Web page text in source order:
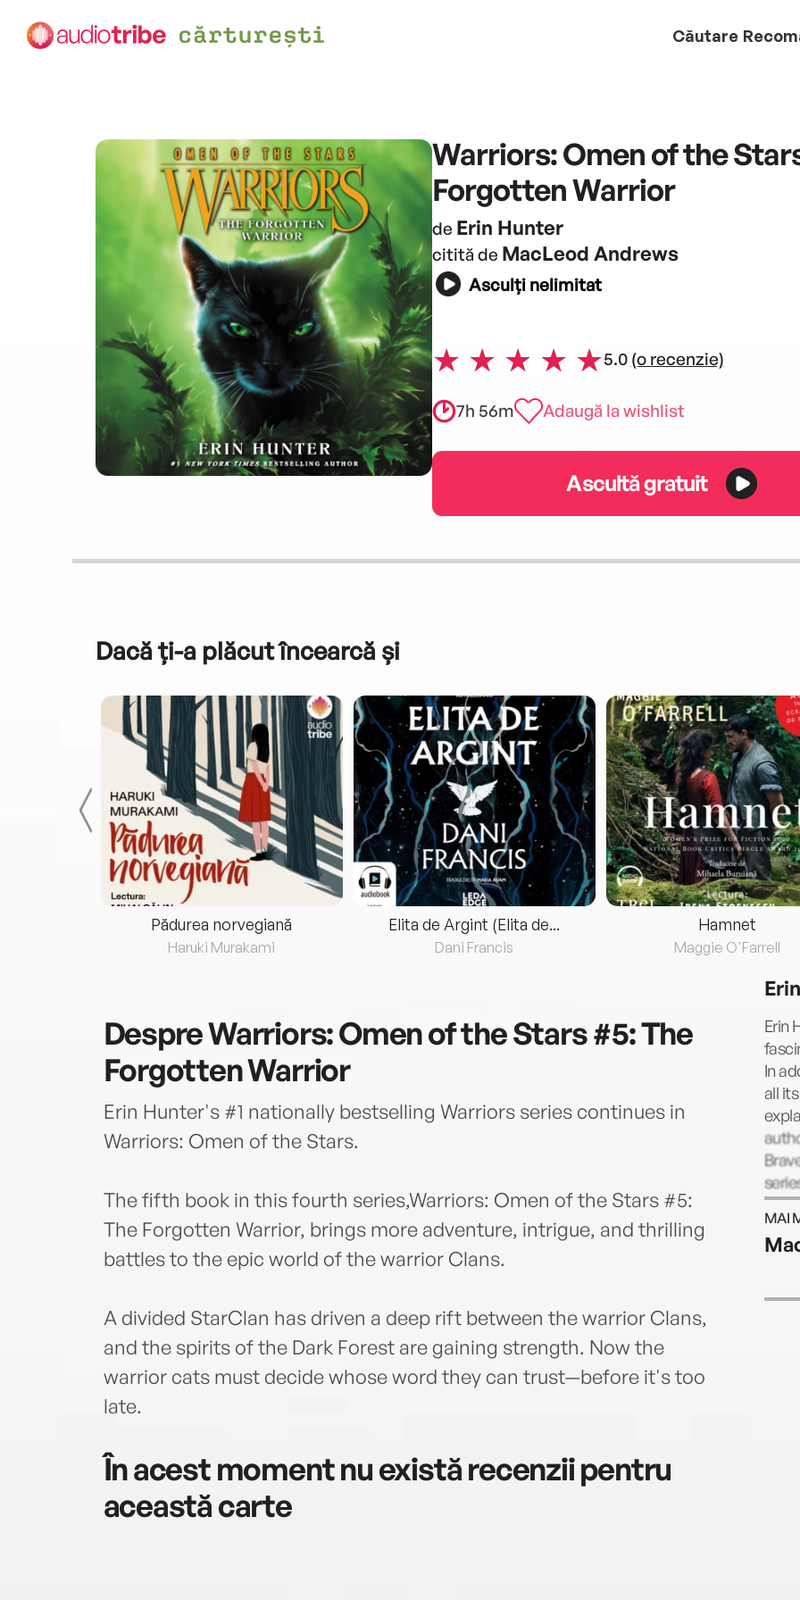
Căutare
Warriors: Omen of the
Forgotten Warrior
de Erin Hunter
citită de MacLeod Andrews
Asculți nelimitat
5.0 (o recenzie)
7h 56m Adaugă la wishlist
Ascultă gratuit
Dacă ți-a plăcut încearcă și
Pădurea norvegiană
Haruki Murakami
Elita de Argint (Elita de...
Dani Francis
Hamnet
Maggie O'Farrell
DespreWarriors: Omen of the Stars #5: The
Forgotten Warrior
Erin Hunter's #1 nationally bestselling Warriors series continues in
Warriors: Omen of the Stars.
The fifth book in this fourth series,Warriors: Omen of the Stars #5:
The Forgotten Warrior, brings more adventure, intrigue, and thrilling
battles to the epic world of the warrior Clans.
A divided StarClan has driven a deep rift between the warrior Clans,
and the spirits of the Dark Forest are gaining strength. Now the
warrior cats must decide whose word they can trust—before it's too
late.
În acest moment nu există recenzii pentru
această carte
Erin
In
all
MAI